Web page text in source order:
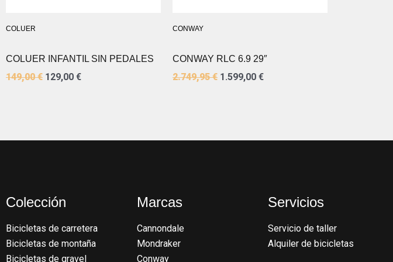
COLUER
COLUER INFANTIL SIN PEDALES
149,00€ 129,00 €
CONWAY
CONWAY RLC 6.9 29″
2.749,95€ 1.599,00 €
Colección
Bicicletas de carretera
Bicicletas de montaña
Bicicletas de gravel
Marcas
Cannondale
Mondraker
Conway
Servicios
Servicio de taller
Alquiler de bicicletas